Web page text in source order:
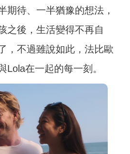
期待、一半猶豫的想法，
之後，生活變得不再自
，不過雖說如此，法比歐
Lola在一起的每一刻。